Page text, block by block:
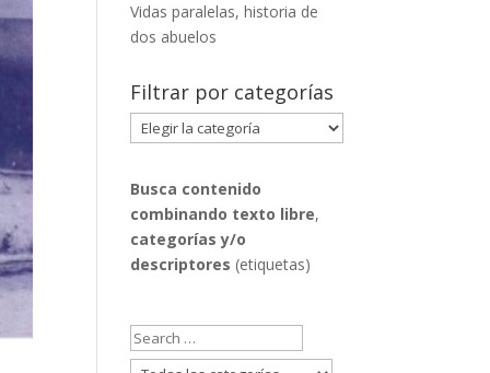
Vidas paralelas, historia de
dos abuelos
Filtrar por categorías
Filtrar
por
Busca contenido
combinando texto libre,
categorías y/o
descriptores (etiquetas)